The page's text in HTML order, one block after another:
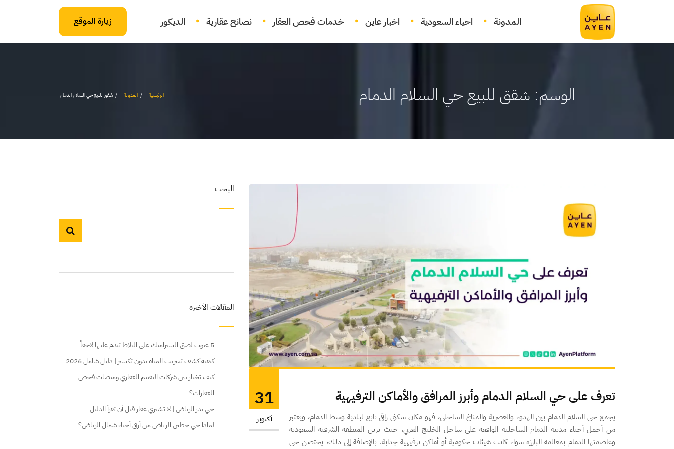
المدونة احياء السعودية اخبار عاين خدمات فحص العقار نصائح عقارية الديكور زيارة الموقع
الوسم: شقق للبيع حي السلام الدمام الرئيسية المدونة شقق للبيع حي السلام الدمام
تعرف على حي السلام الدمام وأبرز المرافق والأماكن الترفيهية
يجمع حي السلام الدمام بين الهدوء والعصرية والمناخ الساحلي، فهو مكان سكني راقي تابع لبلدية وسط الدمام، ويعتبر
من أجمل أحياء مدينة الدمام الساحلية الواقعة على ساحل الخليج العربي، حيث يزين المنطقة الشرقية السعودية
وعاصمتها الدمام بمعالمه البارزة سواء كانت هيئات حكومية أو أماكن ترفيهية جذابة. بالإضافة إلى ذلك، يحتضن حي
31
أكتوبر
البحث
المقالات الأخيرة
5 عيوب لصق السيراميك على البلاط تندم عليها لاحقاً
كيفية كشف تسريب المياه بدون تكسير | دليل شامل 2026
كيف تختار بين شركات التقييم العقاري ومنصات فحص
العقارات؟
حي بدر الرياض | لا تشتري عقار قبل أن تقرأ الدليل
لماذا حي حطين الرياض من أرقى أحياء شمال الرياض؟